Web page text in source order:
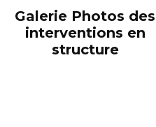
Galerie Photos des
interventions en
structure